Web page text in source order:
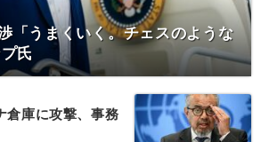
「うまくいく。チェスのような
氏
倉庫に攻撃、事務